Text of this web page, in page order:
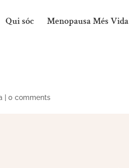
Qui sóc Menopausa Més Vida
|0 comments